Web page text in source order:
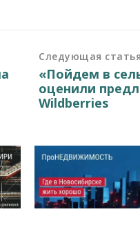
Следующая статья
«Пойдем в
оценили
Wildberries